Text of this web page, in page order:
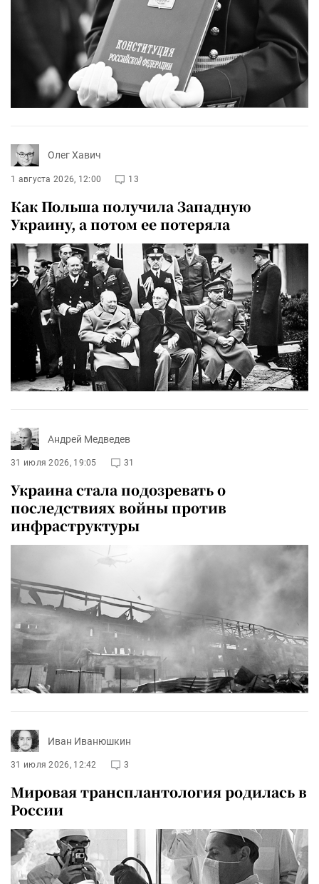
Олег Хавич
1 августа 2026, 12:00 13
Как Польша получила Западную
Украину, а потом ее потеряла
Андрей Медведев
31 июля 2026, 19:05 31
Украина стала подозревать о
последствиях войны против
инфраструктуры
Иван Иванюшкин
31 июля 2026, 12:42 3
Мировая трансплантология родилась в
России